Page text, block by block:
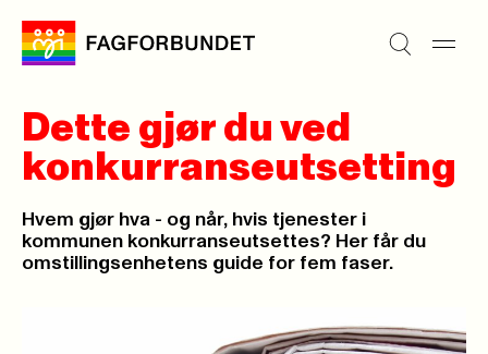
Dette gjør du ved
konkurranseutsetting
Hvem gjør hva - og når, hvis tjenester i
kommunen konkurranseutsettes? Her får du
omstillingsenhetens guide for fem faser.